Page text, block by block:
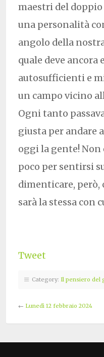
maestri del doppio
una personalità
angolo della
quale deve
autosufficienti e
un campo vicino
Ogni tanto
giusta per andare
oggi la gente! Non
poco per sentirsi
dimenticare,
sarà la stessa con
Tweet
Category: Il pensiero del
← Lunedì 12 febbraio 2024